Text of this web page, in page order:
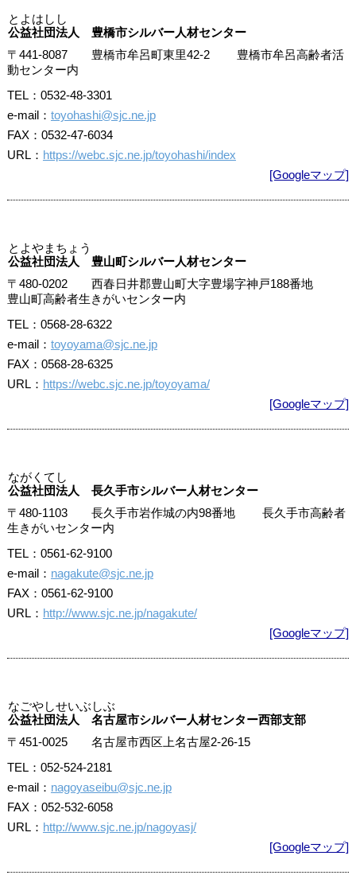
とよはしし
公益社団法人 豊橋市シルバー人材センター
〒441-8087 豊橋市牟呂町東里42-2 豊橋市牟呂高齢者活
動センター内
TEL：0532-48-3301
e-mail： toyohashi@sjc.ne.jp
FAX：0532-47-6034
URL： https://webc.sjc.ne.jp/toyohashi/index
[Googleマップ]
とよやまちょう
公益社団法人 豊山町シルバー人材センター
〒480-0202 西春日井郡豊山町大字豊場字神戸188番地
豊山町高齢者生きがいセンター内
TEL：0568-28-6322
e-mail： toyoyama@sjc.ne.jp
FAX：0568-28-6325
URL： https://webc.sjc.ne.jp/toyoyama/
[Googleマップ]
ながくてし
公益社団法人 長久手市シルバー人材センター
〒480-1103 長久手市岩作城の内98番地 長久手市高齢者
生きがいセンター内
TEL：0561-62-9100
e-mail： nagakute@sjc.ne.jp
FAX：0561-62-9100
URL： http://www.sjc.ne.jp/nagakute/
[Googleマップ]
なごやしせいぶしぶ
公益社団法人 名古屋市シルバー人材センター西部支部
〒451-0025 名古屋市西区上名古屋2-26-15
TEL：052-524-2181
e-mail： nagoyaseibu@sjc.ne.jp
FAX：052-532-6058
URL： http://www.sjc.ne.jp/nagoyasj/
[Googleマップ]